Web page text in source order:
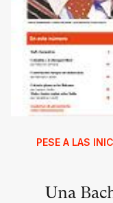
PESE A LAS
Una